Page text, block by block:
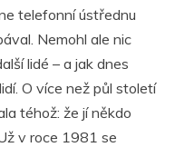
telefonní ústřednu
Nemohl ale nic
lidé – a jak dnes
O více než půl století
téhož: že jí někdo
v roce 1981 se